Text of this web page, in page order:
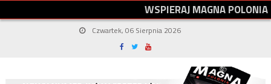
WSPIERAJMAGNAPOLONIA
Czwartek, 06 Sierpnia 2026